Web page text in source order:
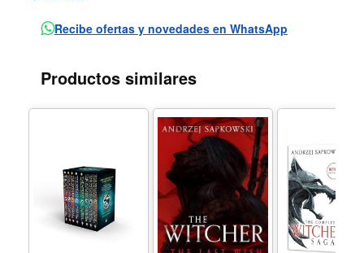
Recibe ofertas y novedades en WhatsApp
Productos similares